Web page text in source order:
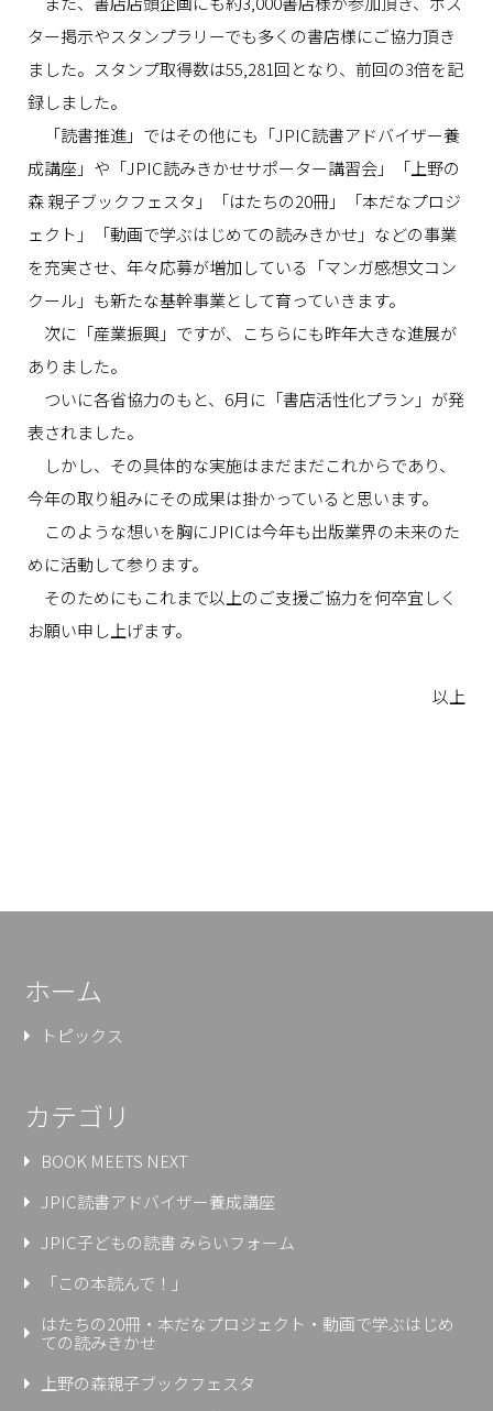
ター掲示やスタンプラリーでも多くの書店様にご協力頂き
ました。スタンプ取得数は55,281回となり、前回の3倍を記
録しました。
「読書推進」ではその他にも「JPIC読書アドバイザー養
成講座」や「JPIC読みきかせサポーター講習会」「上野の
森 親子ブックフェスタ」「はたちの20冊」「本だなプロジ
ェクト」「動画で学ぶはじめての読みきかせ」などの事業
を充実させ、年々応募が増加している「マンガ感想文コン
クール」も新たな基幹事業として育っていきます。
次に「産業振興」ですが、こちらにも昨年大きな進展が
ありました。
ついに各省協力のもと、6月に「書店活性化プラン」が発
表されました。
しかし、その具体的な実施はまだまだこれからであり、
今年の取り組みにその成果は掛かっていると思います。
このような想いを胸にJPICは今年も出版業界の未来のた
めに活動して参ります。
そのためにもこれまで以上のご支援ご協力を何卒宜しく
お願い申し上げます。
以上
ホーム
トピックス
カテゴリ
BOOK MEETS NEXT
JPIC読書アドバイザー養成講座
JPIC子どもの読書 みらいフォーム
「この本読んで！」
はたちの20冊・本だなプロジェクト・動画で学ぶはじめ
ての読みきかせ
上野の森親⼦ブックフェスタ